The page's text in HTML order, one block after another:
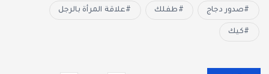
صدور دجاج طفلك علاقة المرأة بالرجل
كيك